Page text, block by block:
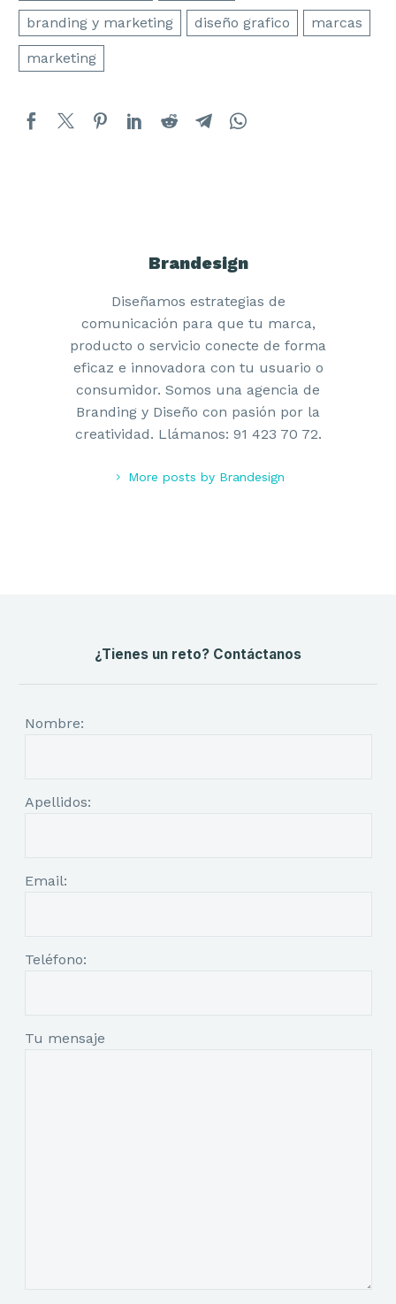
Shambi una gran marca de
branding y marketing diseño grafico marcas
marketing
Brandesign
Diseñamos estrategias de
comunicación para que tu marca,
producto o servicio conecte de forma
eficaz e innovadora con tu usuario o
consumidor. Somos una agencia de
Branding y Diseño con pasión por la
creatividad. Llámanos: 91 423 70 72.
More posts by Brandesign
¿Tienes un reto? Contáctanos
Nombre:
Apellidos:
Email:
Teléfono:
Tu mensaje